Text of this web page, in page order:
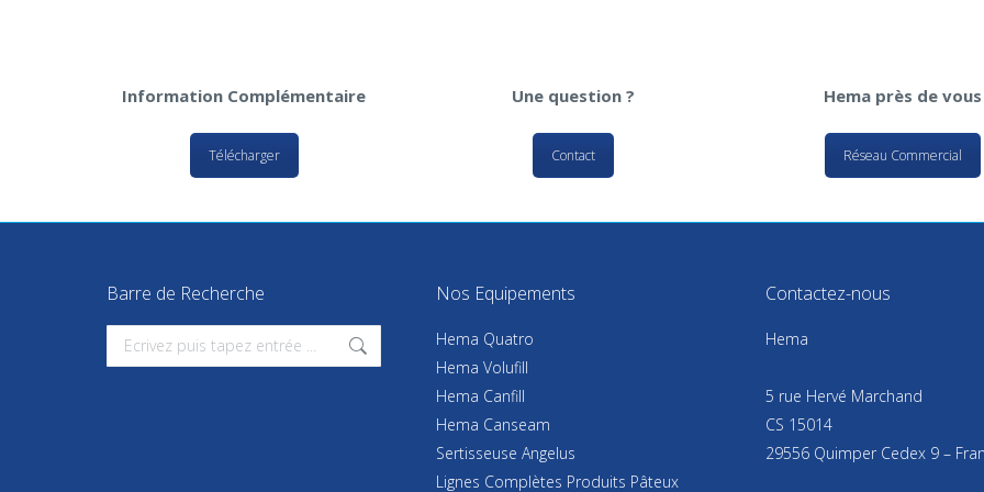
Information Complémentaire
Télécharger
Une question ?
Contact
Hema près de vous
Réseau Commercial
Barre de Recherche
Search:
Nos Equipements
Hema Quatro
Hema Volufill
Hema Canfill
Hema Canseam
Sertisseuse Angelus
Lignes Complètes Produits Pâteux
Contactez-nous
Hema
5 rue Hervé Marchand
CS 15014
29556 Quimper Cedex 9 –